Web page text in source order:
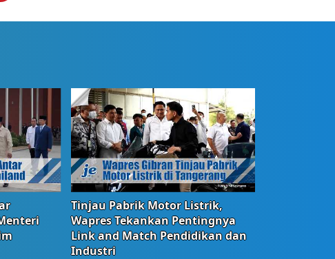
Tinjau Pabrik Motor Listrik,
Wapres Tekankan Pentingnya
Link and Match Pendidikan dan
Industri